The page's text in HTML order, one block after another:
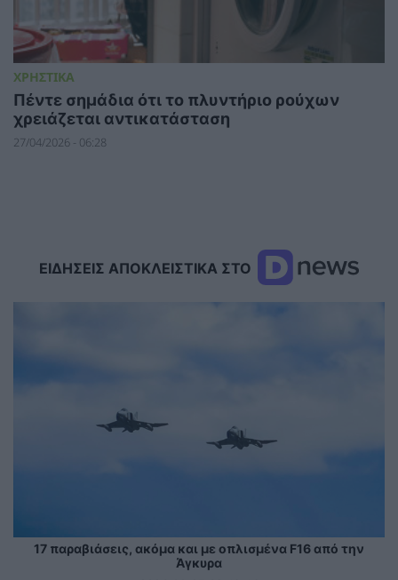
ΧΡΗΣΤΙΚΑ
Πέντε σημάδια ότι το πλυντήριο ρούχων
χρειάζεται αντικατάσταση
27/04/2026 - 06:28
ΕΙΔΗΣΕΙΣ ΑΠΟΚΛΕΙΣΤΙΚΑ ΣΤΟ
17 παραβιάσεις, ακόμα και με οπλισμένα F16 από την
Άγκυρα